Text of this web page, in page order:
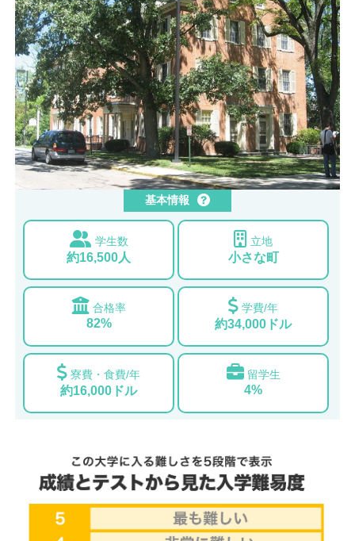
基本情報
学生数
約16,500人
立地
小さな町
合格率
82%
学費/年
約34,000ドル
寮費・食費/年
約16,000ドル
留学生
4%